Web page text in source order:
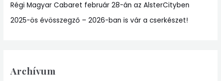
Régi Magyar Cabaret február 28-án az AlsterCityben
2025-ös évösszegző – 2026-ban is vár a cserkészet!
Archívum